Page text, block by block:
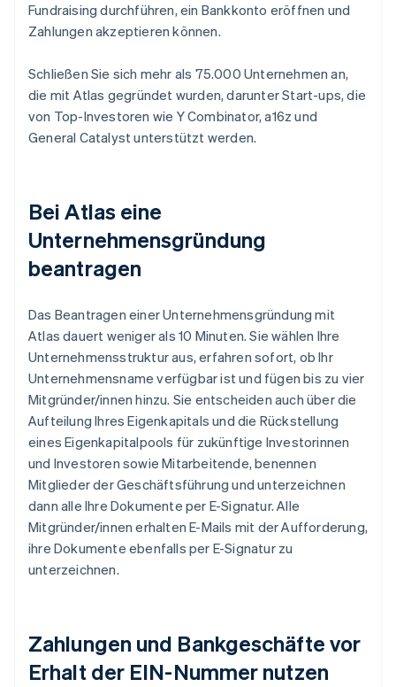
Fundraising durchführen, ein Bankkonto eröffnen und
Zahlungen akzeptieren können.
Schließen Sie sich mehr als 75.000 Unternehmen an,
die mit Atlas gegründet wurden, darunter Start-ups, die
von Top-Investoren wie Y Combinator, a16z und
General Catalyst unterstützt werden.
Bei Atlas eine
Unternehmensgründung
beantragen
Das Beantragen einer Unternehmensgründung mit
Atlas dauert weniger als 10 Minuten. Sie wählen Ihre
Unternehmensstruktur aus, erfahren sofort, ob Ihr
Unternehmensname verfügbar ist und fügen bis zu vier
Mitgründer/innen hinzu. Sie entscheiden auch über die
Aufteilung Ihres Eigenkapitals und die Rückstellung
eines Eigenkapitalpools für zukünftige Investorinnen
und Investoren sowie Mitarbeitende, benennen
Mitglieder der Geschäftsführung und unterzeichnen
dann alle Ihre Dokumente per E-Signatur. Alle
Mitgründer/innen erhalten E-Mails mit der Aufforderung,
ihre Dokumente ebenfalls per E-Signatur zu
unterzeichnen.
Zahlungen und Bankgeschäfte vor
Erhalt der EIN-Nummer nutzen